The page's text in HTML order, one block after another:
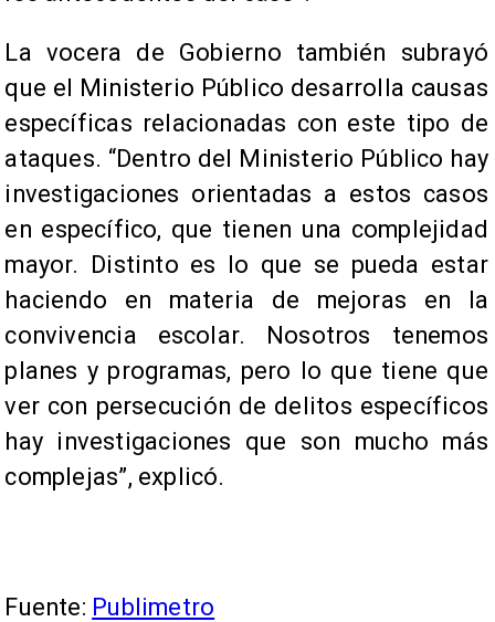
La vocera de Gobierno también subrayó
que el Ministerio Público desarrolla causas
específicas relacionadas con este tipo de
ataques. “Dentro del Ministerio Público hay
investigaciones orientadas a estos casos
en específico, que tienen una complejidad
mayor. Distinto es lo que se pueda estar
haciendo en materia de mejoras en la
convivencia escolar. Nosotros tenemos
planes y programas, pero lo que tiene que
ver con persecución de delitos específicos
hay investigaciones que son mucho más
complejas”, explicó.
Fuente: Publimetro